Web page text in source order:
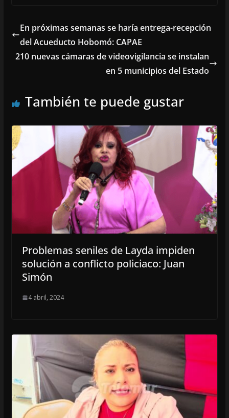
En próximas semanas se haría entrega-recepción
del Acueducto Hobomó: CAPAE
210 nuevas cámaras de videovigilancia se instalan
en 5 municipios del Estado
También te puede gustar
Problemas seniles de Layda impiden
solución a conflicto policiaco: Juan
Simón
4 abril, 2024